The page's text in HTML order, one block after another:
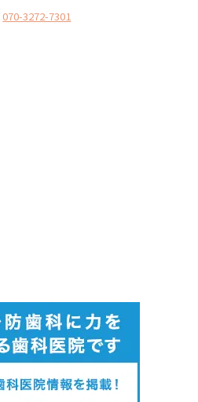
070-3272-7301